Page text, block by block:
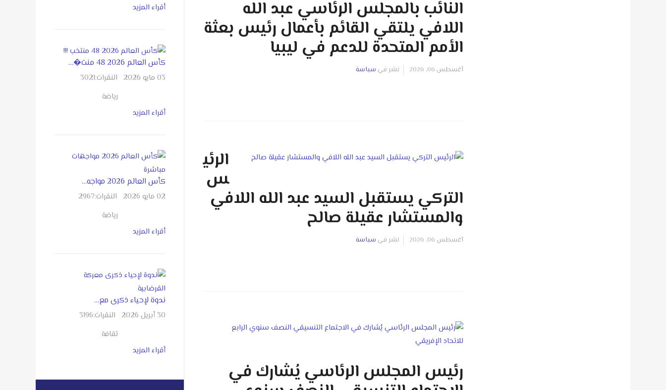
النائب بالمجلس الرئاسي عبد الله
اللافي يلتقي القائم بأعمال رئيس بعثة
الأمم المتحدة للدعم في ليبيا
آغسطس 06, 2026 نشر في سياسة
الرئي
س
التركي يستقبل السيد عبد الله اللافي
والمستشار عقيلة صالح
آغسطس 06, 2026 نشر في سياسة
رئيس المجلس الرئاسي يُشارك في
أقراء المزيد
كأس العالم 2026 48 منت�…
03 مايو 2026 النقرات:3021
رياضة
أقراء المزيد
كأس العالم 2026 مواجه…
02 مايو 2026 النقرات:2967
رياضة
أقراء المزيد
ندوة لإحياء ذكرى مع…
30 أبريل 2026 النقرات:3196
ثقافة
أقراء المزيد